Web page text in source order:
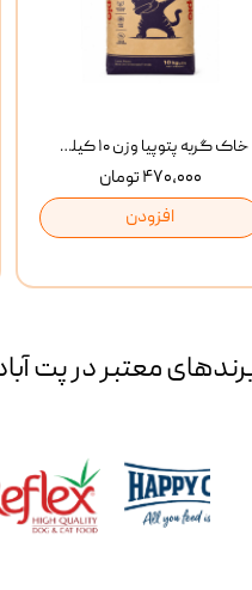
خاک گربه پتوپیا وزن ۱۰ کیلوگرم
۴۷۰,۰۰۰ تومان
افزودن
معتبر در پت